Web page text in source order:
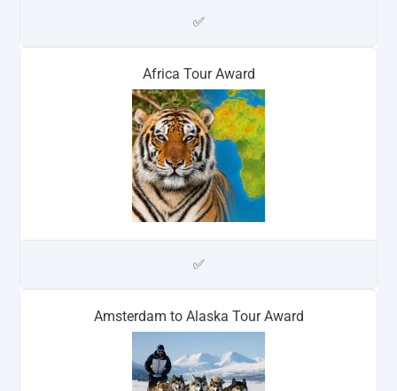
✅
Africa Tour Award
✅
Amsterdam to Alaska Tour Award